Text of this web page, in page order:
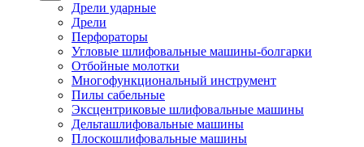
Дрели ударные
Дрели
Перфораторы
Угловые шлифовальные машины-болгарки
Отбойные молотки
Многофункциональный инструмент
Пилы сабельные
Эксцентриковые шлифовальные машины
Дельташлифовальные машины
Плоскошлифовальные машины